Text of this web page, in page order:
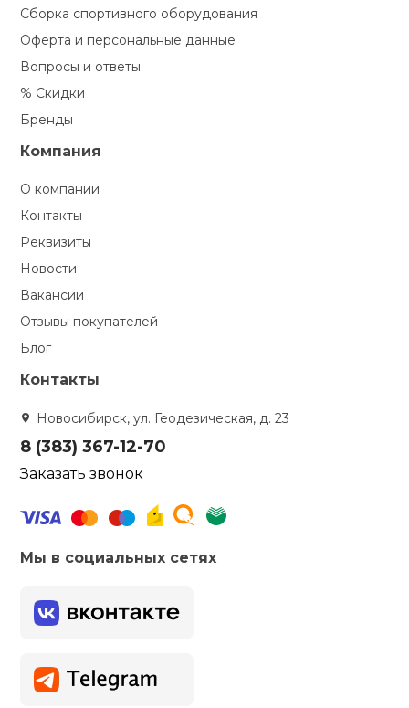
Сборка спортивного оборудования
Оферта и персональные данные
Вопросы и ответы
% Скидки
Бренды
Компания
О компании
Контакты
Реквизиты
Новости
Вакансии
Отзывы покупателей
Блог
Контакты
Новосибирск, ул. Геодезическая, д. 23
8 (383) 367-12-70
Заказать звонок
Мы в социальных сетях